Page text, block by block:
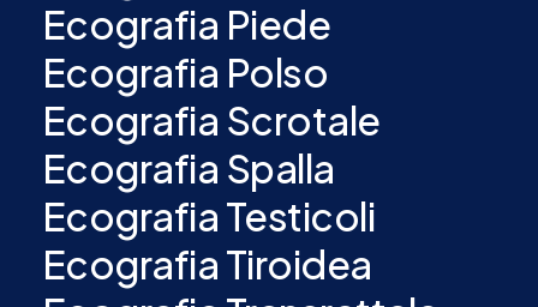
Ecografia Piede
Ecografia Polso
Ecografia Scrotale
Ecografia Spalla
Ecografia Testicoli
Ecografia Tiroidea